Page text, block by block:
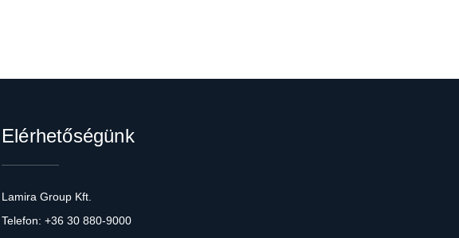
Elérhetőségünk
Lamira Group Kft.
Telefon: +36 30 880-9000